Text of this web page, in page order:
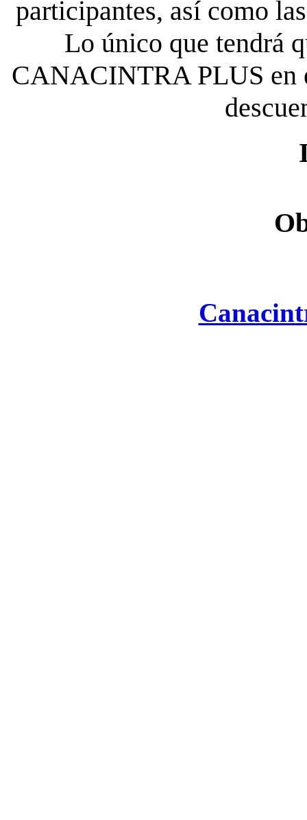
participantes, así como
Lo único que tendrá
CANACINTRA PLUS en